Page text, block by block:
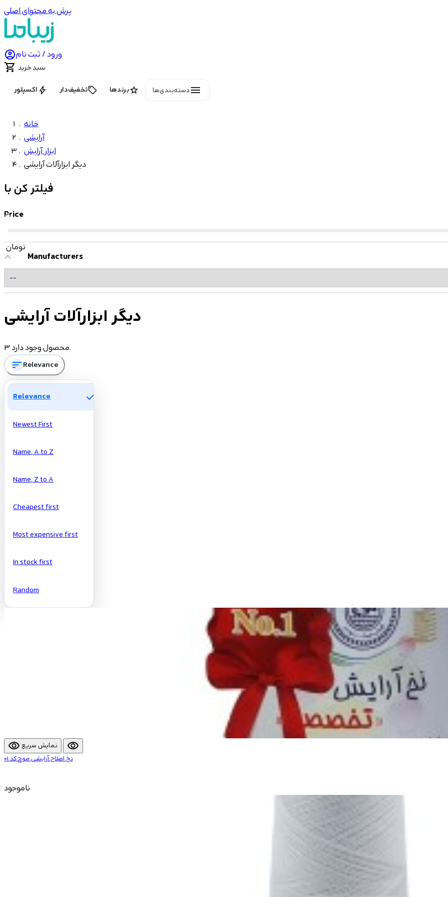
پرش به محتوای اصلی
ورود / ثبت نام
 سبد خرید
menuدسته‌بندی‌ها starبرندها local_offerتخفیف‌دار boltاکسپلور
خانه
آرایشی
ابزار آرایش
دیگر ابزارآلات آرایشی
فیلتر کن با
Price
تومان
Manufacturers
دیگر ابزارآلات آرایشی
3 محصول وجود دارد.
sortRelevance
Relevance check
Newest First
Name, A to Z
Name, Z to A
Cheapest first
Most expensive first
In stock first
Random
visibility نمایش سریع visibility
نخ اصلاح آرایشی موج کد 01
ناموجود